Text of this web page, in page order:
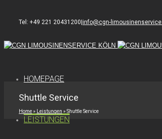
Tel: +49 221 20431200 info@cgn-
HOMEPAGE
LEISTUNGEN
Shuttle Service
Home» Leistungen »Shuttle Service